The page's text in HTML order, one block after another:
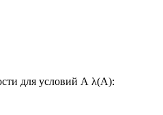
для условий А λ(А):